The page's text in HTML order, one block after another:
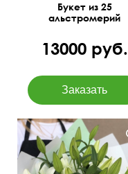
Букет из 25
альстромерий
13000 руб.